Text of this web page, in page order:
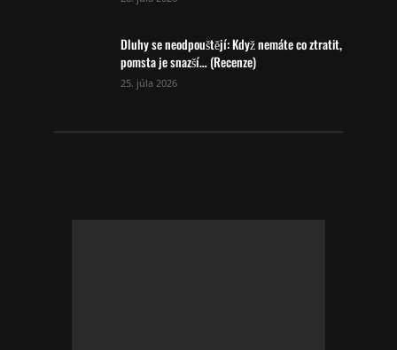
Dluhy se neodpouštějí: Když nemáte co ztratit,
pomsta je snazší… (Recenze)
25. júla 2026